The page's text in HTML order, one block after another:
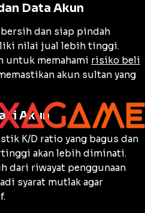
Data Akun
dan siap pindah
nilai jual lebih tinggi.
untuk memahami risiko beli
akun sultan yang
Akun
K/D ratio yang bagus dan
akan lebih diminati.
dari riwayat penggunaan
syarat mutlak agar